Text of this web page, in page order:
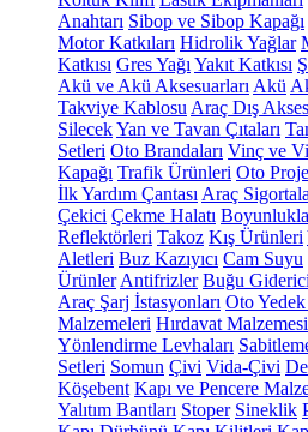
Anahtarı Sibop ve Sibop Kapağı
Motor Katkıları Hidrolik Yağlar
Katkısı Gres Yağı Yakıt Katkısı
Akü ve Akü Aksesuarları Akü
Takviye Kablosu Araç Dış
SilecekYan ve Tavan Çıtaları
Setleri Oto Brandaları Vinç ve
Kapağı Trafik Ürünleri Oto
İlk Yardım Çantası Araç
Çekici Çekme Halatı
Reflektörleri Takoz Kış Ürünleri
Aletleri Buz Kazıyıcı Cam Suyu
Ürünler Antifrizler Buğu Giderici
Araç Şarj İstasyonları Oto Yedek
Malzemeleri Hırdavat
Yönlendirme Levhaları
Setleri Somun Çivi Vida-Çivi
Köşebent Kapı ve Pencere
Yalıtım Bantları Stoper Sineklik